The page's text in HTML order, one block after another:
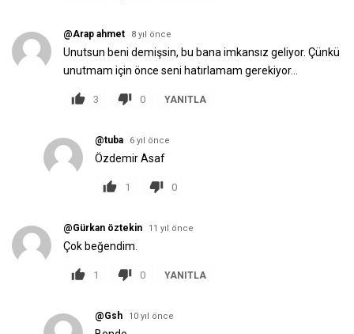
@Arap ahmet 8 yıl önce
Unutsun beni demişsin, bu bana imkansız geIiyor. Çünkü
unutmam için önce seni hatırIamam gerekiyor...
3 0 YANITLA
@tuba 6 yıl önce
Özdemir Asaf
1 0
@Gürkan öztekin 11 yıl önce
Çok beğendim.
1 0 YANITLA
@Gsh 10 yıl önce